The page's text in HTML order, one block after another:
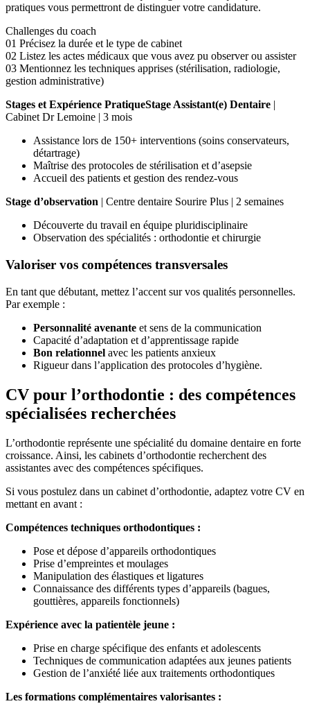
pratiques vous permettront de distinguer votre candidature.
Challenges du coach
01 Précisez la durée et le type de cabinet
02 Listez les actes médicaux que vous avez pu observer ou assister
03 Mentionnez les techniques apprises (stérilisation, radiologie,
gestion administrative)
Stages et Expérience PratiqueStage Assistant(e) Dentaire |
Cabinet Dr Lemoine | 3 mois
Assistance lors de 150+ interventions (soins conservateurs,
détartrage)
Maîtrise des protocoles de stérilisation et d’asepsie
Accueil des patients et gestion des rendez-vous
Stage d’observation | Centre dentaire Sourire Plus | 2 semaines
Découverte du travail en équipe pluridisciplinaire
Observation des spécialités : orthodontie et chirurgie
Valoriser vos compétences transversales
En tant que débutant, mettez l’accent sur vos qualités personnelles.
Par exemple :
Personnalité avenante et sens de la communication
Capacité d’adaptation et d’apprentissage rapide
Bon relationnel avec les patients anxieux
Rigueur dans l’application des protocoles d’hygiène.
CV pour l’orthodontie : des compétences
spécialisées recherchées
L’orthodontie représente une spécialité du domaine dentaire en forte
croissance. Ainsi, les cabinets d’orthodontie recherchent des
assistantes avec des compétences spécifiques.
Si vous postulez dans un cabinet d’orthodontie, adaptez votre CV en
mettant en avant :
Compétences techniques orthodontiques :
Pose et dépose d’appareils orthodontiques
Prise d’empreintes et moulages
Manipulation des élastiques et ligatures
Connaissance des différents types d’appareils (bagues,
gouttières, appareils fonctionnels)
Expérience avec la patientèle jeune :
Prise en charge spécifique des enfants et adolescents
Techniques de communication adaptées aux jeunes patients
Gestion de l’anxiété liée aux traitements orthodontiques
Les formations complémentaires valorisantes :